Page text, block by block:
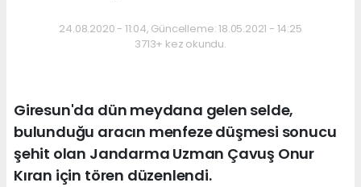
24.08.2020 - 11:04, Güncelleme: 18.05.2021 - 14:25
3713+ kez okundu.
Giresun'da dün meydana gelen selde,
bulunduğu aracın menfeze düşmesi sonucu
şehit olan Jandarma Uzman Çavuş Onur
Kıran için tören düzenlendi.